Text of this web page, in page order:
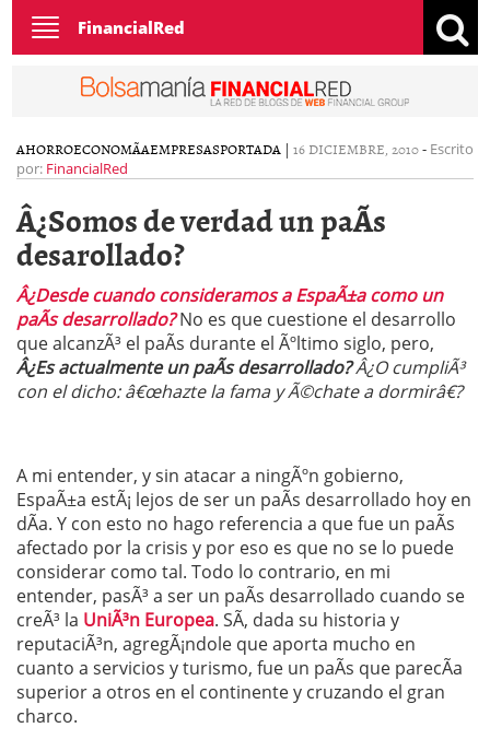
Toggle
navigation
FinancialRed
AHORROECONOMÃ­AEMPRESASPORTADA | 16 DICIEMBRE, 2010- Escrito
por: FinancialRed
Â¿Somos de verdad un paÃ­s
desarollado?
Â¿Desde cuando consideramos a EspaÃ±a como un
paÃ­s desarrollado? No es que cuestione el desarrollo
que alcanzÃ³ el paÃ­s durante el Ãºltimo siglo, pero,
Â¿Es actualmente un paÃ­s desarrollado?Â¿O cumpliÃ³
con el dicho: â€œhazte la fama y Ã©chate a dormirâ€?
A mi entender, y sin atacar a ningÃºn gobierno,
EspaÃ±a estÃ¡ lejos de ser un paÃ­s desarrollado hoy en
dÃ­a. Y con esto no hago referencia a que fue un paÃ­s
afectado por la crisis y por eso es que no se lo puede
considerar como tal. Todo lo contrario, en mi
entender, pasÃ³ a ser un paÃ­s desarrollado cuando se
creÃ³ la UniÃ³n Europea. SÃ­, dada su historia y
reputaciÃ³n, agregÃ¡ndole que aporta mucho en
cuanto a servicios y turismo, fue un paÃ­s que parecÃ­a
superior a otros en el continente y cruzando el gran
charco.